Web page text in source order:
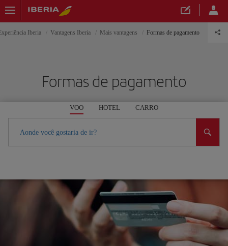
Iberia Vantagens Iberia Mais vantagens Formas de pagamento
Formas de pagamento
VOO HOTEL CARRO
Aonde você gostaria de ir?